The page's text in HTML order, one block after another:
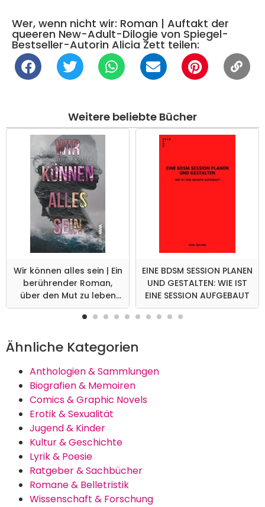
Wer, wenn nicht wir: Roman | Auftakt der
queeren New-Adult-Dilogie von Spiegel-
Bestseller-Autorin Alicia Zett teilen:
Weitere beliebte Bücher
Wir können alles sein | Ein
berührender Roman,
über den Mut zu leben
und zu lieben
EINE BDSM SESSION PLANEN
UND GESTALTEN: WIE IST
EINE SESSION AUFGEBAUT
Ähnliche Kategorien
Anthologien & Sammlungen
Biografien & Memoiren
Comics & Graphic Novels
Erotik & Sexualität
Jugend & Kinder
Kultur & Geschichte
Lyrik & Poesie
Ratgeber & Sachbücher
Romane & Belletristik
Wissenschaft & Forschung